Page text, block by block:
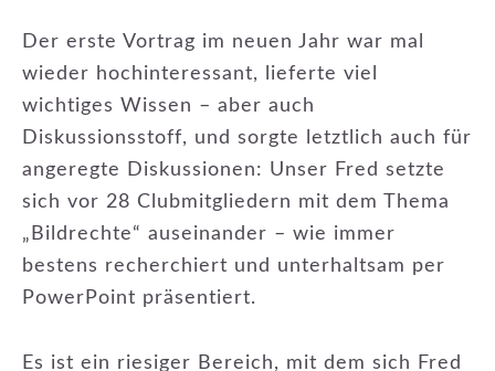
Der erste Vortrag im neuen Jahr war mal
wieder hochinteressant, lieferte viel
wichtiges Wissen – aber auch
Diskussionsstoff, und sorgte letztlich auch für
angeregte Diskussionen: Unser Fred setzte
sich vor 28 Clubmitgliedern mit dem Thema
„Bildrechte“ auseinander – wie immer
bestens recherchiert und unterhaltsam per
PowerPoint präsentiert.
Es ist ein riesiger Bereich, mit dem sich Fred